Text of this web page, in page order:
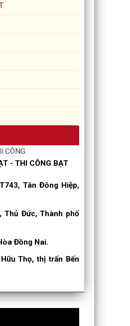
CÔNG
- THI CÔNG BẠT
Tân Đông Hiệp,
Thủ Đức, Thành phố
Đồng Nai.
Thọ, thị trấn Bến